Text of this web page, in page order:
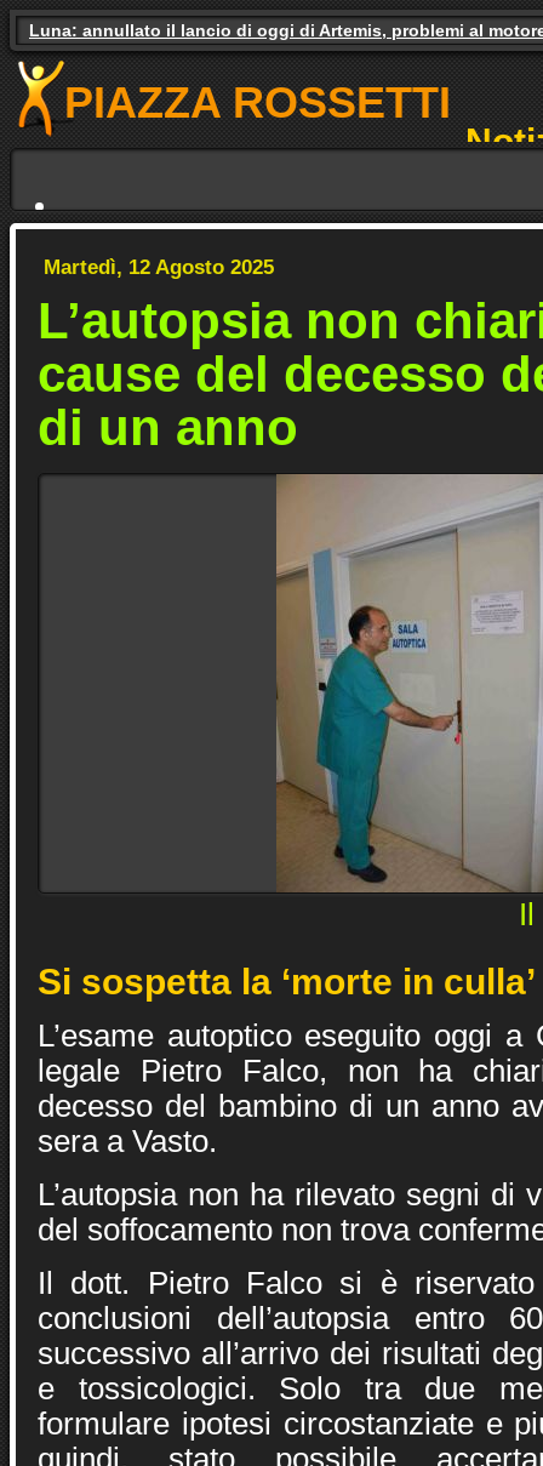
Luna: annullato il lancio di oggi di Artemis, problemi al
Gas e luce, il governo studia gli aiuti. Il pressing dei partiti
PIAZZA ROSSETTI
Martedì, 12 Agosto 2025
L’autopsia non
cause del decesso
di un anno
Il
Si sospetta la ‘morte in culla’
L’esame autoptico eseguito oggi
legale Pietro Falco, non ha
decesso del bambino di un anno
sera a Vasto.
L’autopsia non ha rilevato segni di
del soffocamento non trova
Il dott. Pietro Falco si è
conclusioni dell’autopsia entro
successivo all’arrivo dei risultati
e tossicologici. Solo tra due
formulare ipotesi circostanziate e
quindi, stato possibile